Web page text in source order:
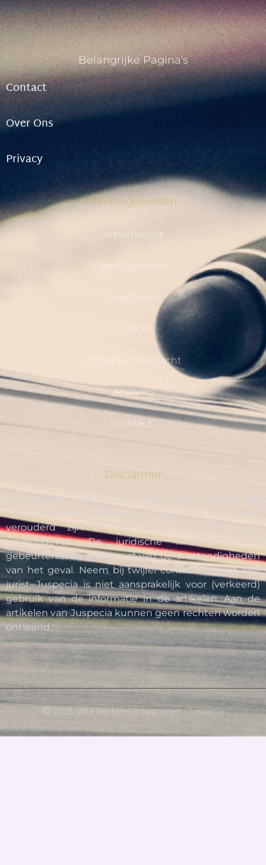
Belangrijke Pagina's
Contact
Over Ons
Privacy
Rechtsgebieden
Arbeidsrecht
Bestuursrecht
Civiel Recht
IT Recht
Ondernemingsrecht
Artikelen
Contact
Disclaimer
De artikelen van Juspecia zijn met aandacht en
zorgvuldigheid geschreven. Toch kan informatie
verouderd zijn of niet helemaal correct zijn
weergegeven. De juridische kwalificatie van
gebeurtenissen hangen af van de omstandigheden
van het geval. Neem bij twijfel contact op met een
jurist. Juspecia is niet aansprakelijk voor (verkeerd)
gebruik van de informatie in de artikelen. Aan de
artikelen van Juspecia kunnen geen rechten worden
ontleend.
Ⓒ 2023 -Alle Rechten Inbegrepen - Juspecia